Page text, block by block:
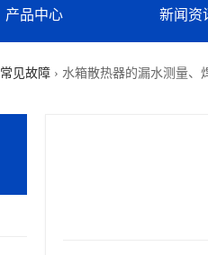
产品中心 新闻资
常见故障 › 水箱散热器的漏水测量、